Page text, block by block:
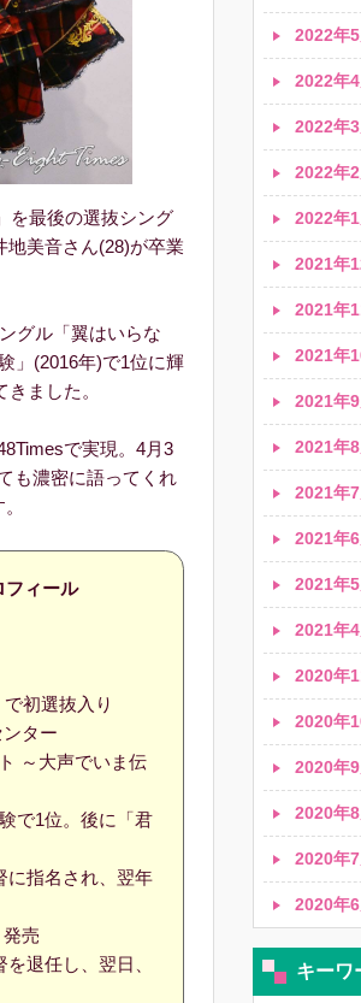
を最後の選抜シング
地美音さん(28)が卒業
グル「翼はいらな
」(2016年)で1位に輝
ました。
で実現。4月3
も濃密に語ってくれ
ィール
初選抜入り
ター
～大声でいま伝
で1位。後に「君
指名され、翌年
売
退任し、翌日、
2022年
2022年
2022年
2022年
2022年
2021年
2021年
2021年
2021年
2021年
2021年
2021年
2021年
2021年
2020年
2020年
2020年
2020年
2020年
2020年
キーワ